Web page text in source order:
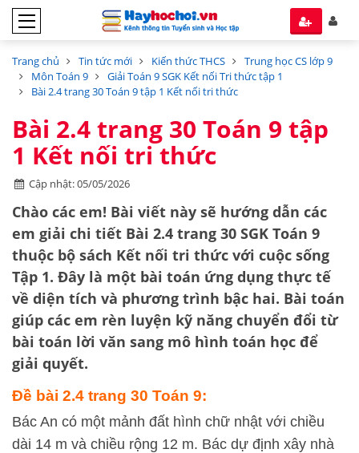
Trang chủ Tin tức mới Kiến thức THCS
Trung học CS lớp 9
Môn Toán 9
Giải Toán 9 SGK Kết nối Tri thức tập 1
Bài 2.4 trang 30 Toán 9 tập 1 Kết nối tri thức
Bài 2.4 trang 30 Toán 9 tập
1 Kết nối tri thức
Cập nhật: 05/05/2026
Chào các em! Bài viết này sẽ hướng dẫn các
em giải chi tiết Bài 2.4 trang 30 SGK Toán 9
thuộc bộ sách Kết nối tri thức với cuộc sống
Tập 1. Đây là một bài toán ứng dụng thực tế
về diện tích và phương trình bậc hai. Bài toán
giúp các em rèn luyện kỹ năng chuyển đổi từ
bài toán lời văn sang mô hình toán học để
giải quyết.
Đề bài 2.4 trang 30 Toán 9:
Bác An có một mảnh đất hình chữ nhật với chiều
dài 14 m và chiều rộng 12 m. Bác dự định xây nhà